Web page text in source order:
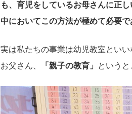
も、育児をしているお母さんに正
中においてこの方法が極めて必要
実は私たちの事業は幼児教室とい
お父さん、
「親子の教育」 というと